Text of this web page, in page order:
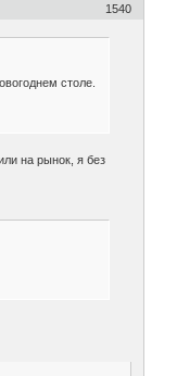
1540
столе.
на рынок, я без